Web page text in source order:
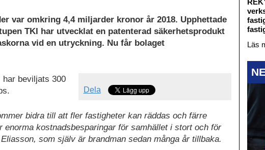
var omkring 4,4 miljarder kronor år 2018. Upphettade
TKI har utvecklat en patenterad säkerhetsprodukt
vid en utryckning. Nu får bolaget
Dela
har beviljats 300
bidra till att fler fastigheter kan räddas och färre
kostnadsbesparingar för samhället i stort och för
som själv är brandman sedan många år tillbaka.
Läs